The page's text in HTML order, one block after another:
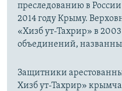
преследованию в
2014 году Крыму.
«Хизб ут-Тахрир» в
объединений,
Защитники
Хизб ут-Тахрир»